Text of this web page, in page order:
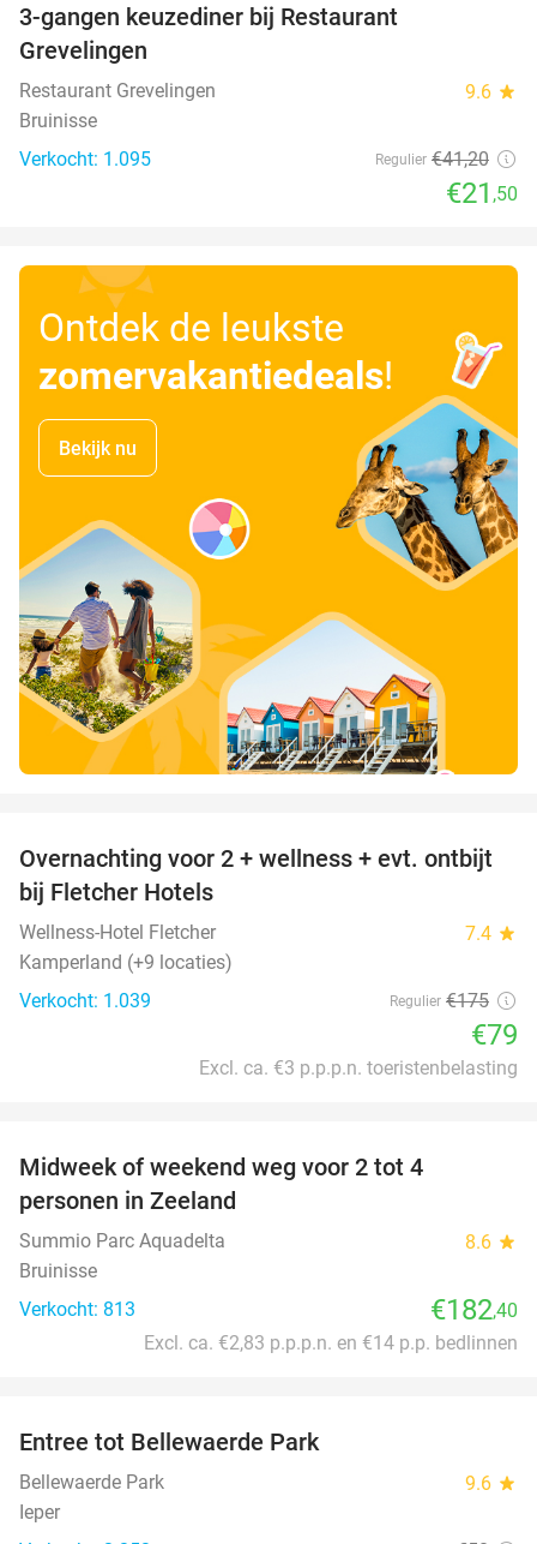
3-gangen keuzediner bij Restaurant
Grevelingen
Restaurant Grevelingen 9.6 star
Bruinisse
Verkocht: 1.095
Regulier €41,20
€21 ,50
Ontdek de leukste
zomervakantiedeals!
Bekijk nu
55%
Overnachting voor 2 + wellness + evt. ontbijt
bij Fletcher Hotels
Wellness-Hotel Fletcher 7.4 star
Kamperland (+9 locaties)
Verkocht: 1.039
Regulier €175
€79
Excl. ca. €3 p.p.p.n. toeristenbelasting
Midweek of weekend weg voor 2 tot 4
personen in Zeeland
Summio Parc Aquadelta 8.6 star
Bruinisse
Verkocht: 813
€182,40
Excl. ca. €2,83 p.p.p.n. en €14 p.p. bedlinnen
Entree tot Bellewaerde Park
Bellewaerde Park 9.6 star
Ieper